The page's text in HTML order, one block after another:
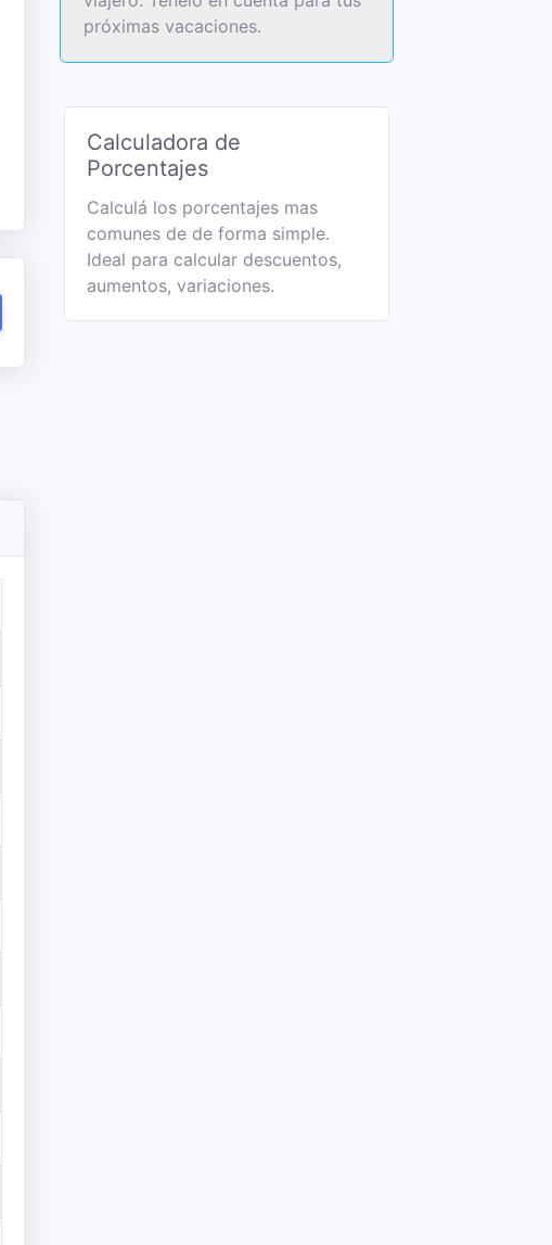
próximas vacaciones.
Calculadora de
Porcentajes
Calculá los porcentajes mas
comunes de de forma simple.
Ideal para calcular descuentos,
aumentos, variaciones.